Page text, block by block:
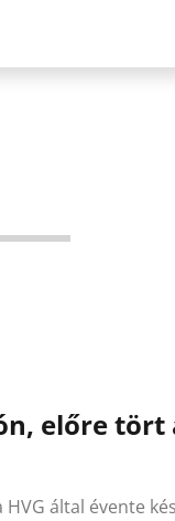
előre tört
által évente